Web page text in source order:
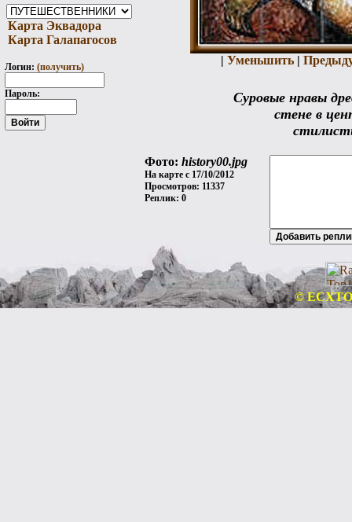
Карта Эквадора
Карта Галапагосов
Логин: (получить)
Пароль:
| Уменьшить|
Суровые нравы
стене в
Фото: history00.jpg
На карте с 17/10/2012
Просмотров: 11337
Реплик: 0
©